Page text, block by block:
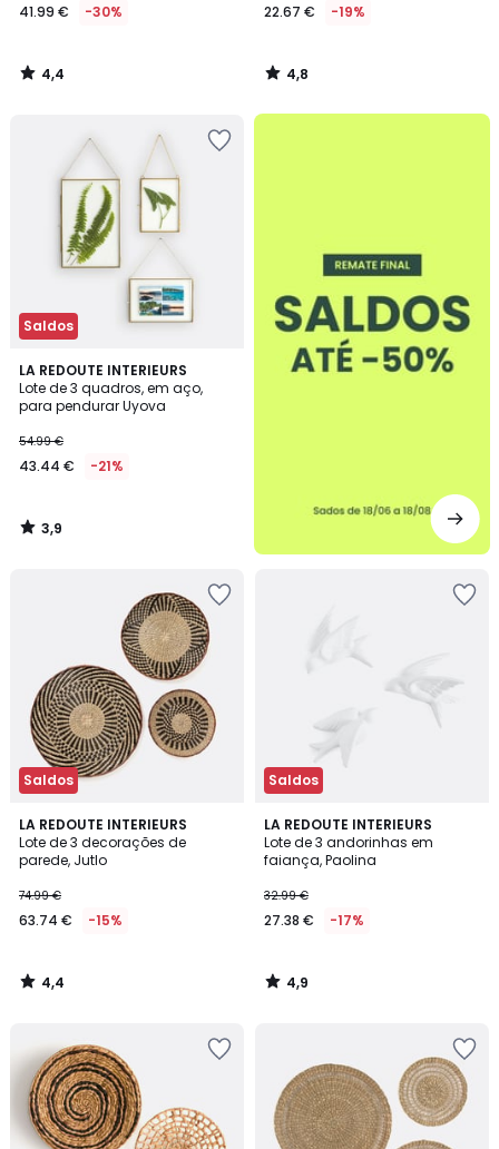
41.99 € -30%
4,4
/
22.67 € -19%
4,8
/
Saldos
LA REDOUTE INTERIEURS
Lote de 3 quadros, em aço,
para pendurar Uyova
54.99 €
43.44 € -21%
3,9
/ 5
3,9
/
até
Saldos
LA REDOUTE INTERIEURS
Lote de 3 decorações de
parede, Jutlo
74.99 €
63.74 € -15%
4,4
/ 5
4,4
/
Saldos
LA REDOUTE INTERIEURS
Lote de 3 andorinhas em
faiança, Paolina
32.99 €
27.38 € -17%
4,9
/ 5
4,9
/